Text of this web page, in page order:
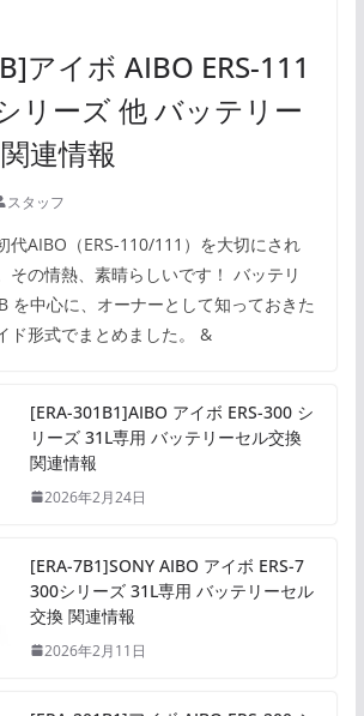
アイボ AIBO ERS-111
リーズ 他 バッテリー
連情報
スタッフ
代AIBO（ERS-110/111）を大切にされ
その情熱、素晴らしいです！ バッテリ
を中心に、オーナーとして知っておきた
ド形式でまとめました。 &
[ERA-301B1]AIBO アイボ ERS-300 シ
リーズ 31L専用 バッテリーセル交換
関連情報
2026年2月24日
[ERA-7B1]SONY AIBO アイボ ERS-7
300シリーズ 31L専用 バッテリーセル
交換 関連情報
2026年2月11日